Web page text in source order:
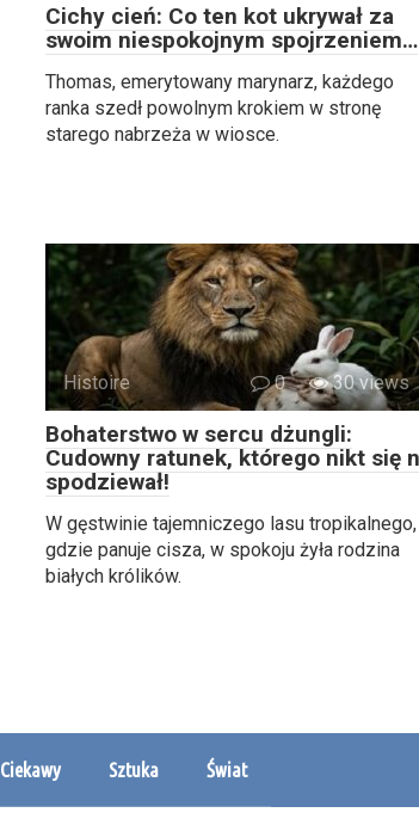
Cichy cień: Co ten kot ukrywał za
swoim niespokojnym spojrzeniem…
Thomas, emerytowany marynarz, każdego
ranka szedł powolnym krokiem w stronę
starego nabrzeża w wiosce.
Histoire 0 30 views
Bohaterstwo w sercu dżungli:
Cudowny ratunek, którego nikt się
spodziewał!
W gęstwinie tajemniczego lasu tropikalnego,
gdzie panuje cisza, w spokoju żyła rodzina
białych królików.
Ciekawy Sztuka Świat